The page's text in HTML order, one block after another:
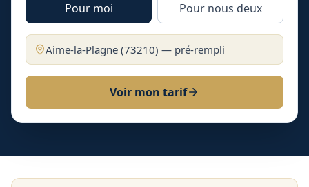
Pour moi Pour nous deux
Aime-la-Plagne (73210) — pré-rempli
Voir mon tarif